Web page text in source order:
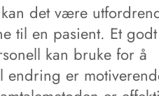
det være
til en pasient. Et godt
kan bruke for å
endring er